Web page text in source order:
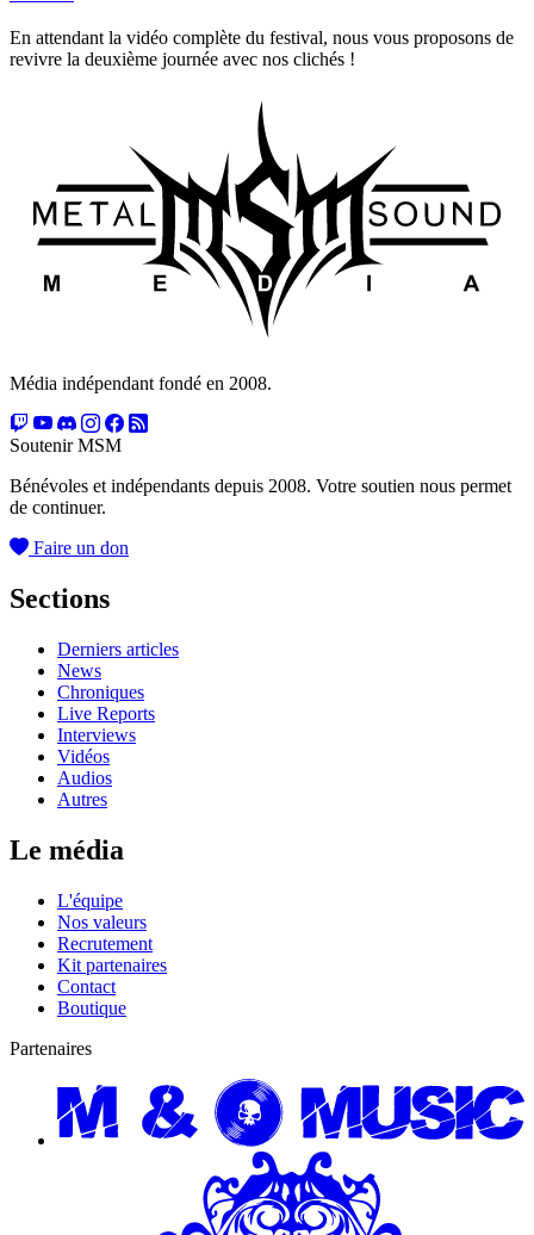
En attendant la vidéo complète du festival, nous vous proposons de
revivre la deuxième journée avec nos clichés !
Média indépendant fondé en 2008.
Soutenir MSM
Bénévoles et indépendants depuis 2008. Votre soutien nous permet
de continuer.
Faire un don
Sections
Derniers articles
News
Chroniques
Live Reports
Interviews
Vidéos
Audios
Autres
Le média
L'équipe
Nos valeurs
Recrutement
Kit partenaires
Contact
Boutique
Partenaires